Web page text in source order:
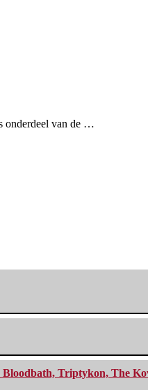
onderdeel van de …
Bloodbath, Triptykon, The